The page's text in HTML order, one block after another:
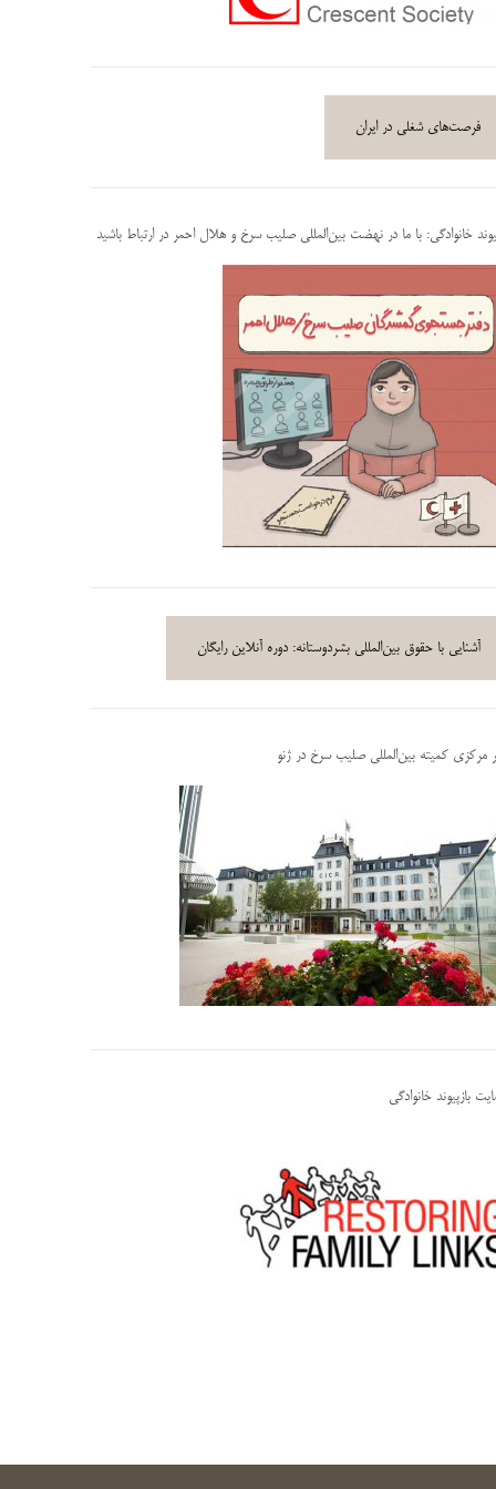
فرصت‌های شغلی در ایران
خانوادگی: با ما در نهضت بین‌المللی صلیب سرخ و هلال احمر در ارتباط باشید
آشنایی با حقوق بین‌المللی بشردوستانه: دوره آنلاین رایگان
مرکزی کمیته بین‌المللی صلیب سرخ در ژنو
بازپیوند خانوادگی